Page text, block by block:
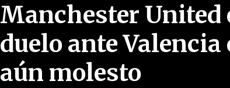
Manchester United
duelo ante
aún molesto